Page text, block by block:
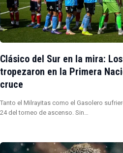
Clásico del Sur en la mira:
tropezaron en la Primera
cruce
Tanto el Milrayitas como el Gasolero
24 del torneo de ascenso. Sin…